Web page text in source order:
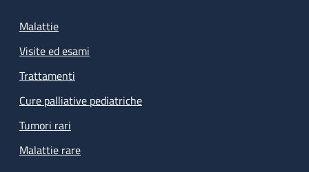
Malattie
Visite ed esami
Trattamenti
Cure palliative pediatriche
Tumori rari
Malattie rare